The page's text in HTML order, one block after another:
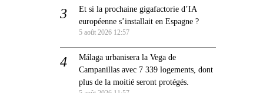
Et si la prochaine gigafactorie d’IA
européenne s’installait en Espagne ?
5 août 2026 12:57
Málaga urbanisera la Vega de
Campanillas avec 7 339 logements, dont
plus de la moitié seront protégés.